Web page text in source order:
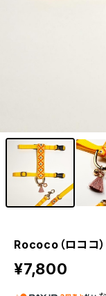
Rococo（ロココ）
¥7,800